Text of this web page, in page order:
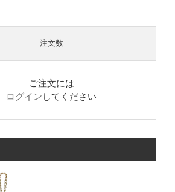
注文数
ご注文には
ログイン してください